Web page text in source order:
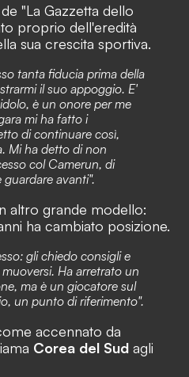
"La Gazzetta dello
proprio dell'eredità
sua crescita sportiva.
tanta fiducia prima della
il suo appoggio. E'
è un onore per me
mi ha fatto i
di continuare così,
Mi ha detto di non
col Camerun, di
guardare avanti".
altro grande modello:
ha cambiato posizione.
gli chiedo consigli e
Ha arretrato un
ma è un giocatore sul
un punto di riferimento".
accennato da
Corea del Sud agli